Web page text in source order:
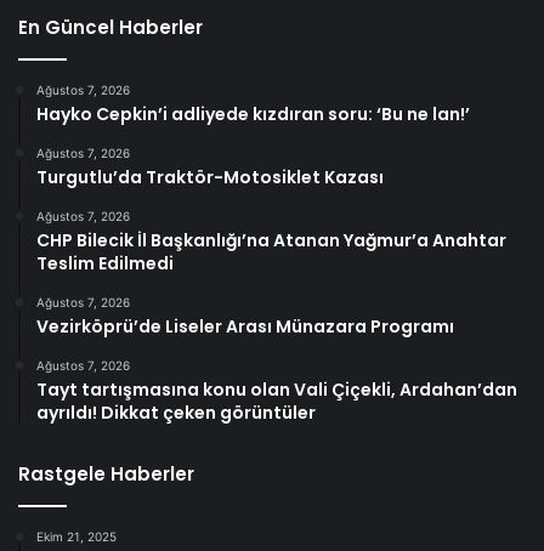
En Güncel Haberler
Ağustos 7, 2026
Hayko Cepkin’i adliyede kızdıran soru: ‘Bu ne lan!’
Ağustos 7, 2026
Turgutlu’da Traktör-Motosiklet Kazası
Ağustos 7, 2026
CHP Bilecik İl Başkanlığı’na Atanan Yağmur’a Anahtar
Teslim Edilmedi
Ağustos 7, 2026
Vezirköprü’de Liseler Arası Münazara Programı
Ağustos 7, 2026
Tayt tartışmasına konu olan Vali Çiçekli, Ardahan’dan
ayrıldı! Dikkat çeken görüntüler
Rastgele Haberler
Ekim 21, 2025